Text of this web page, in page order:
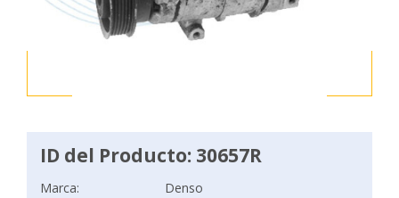
ID del Producto: 30657R
Marca:
Denso